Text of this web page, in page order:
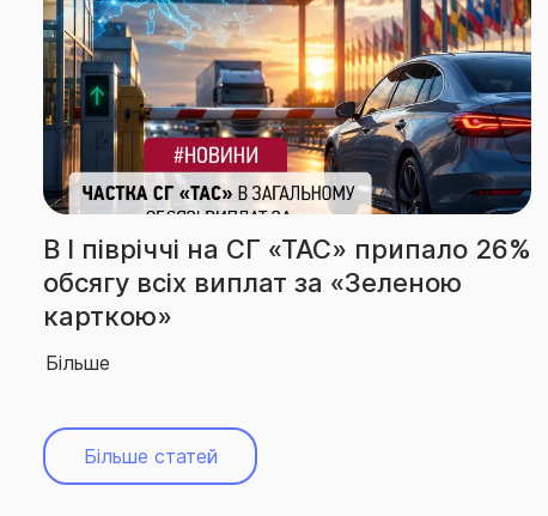
За підсумками І півріччя СГ «ТАС»
вчергове підтвердила звання
абсолютного лідера ринку
Більше
Більше статей